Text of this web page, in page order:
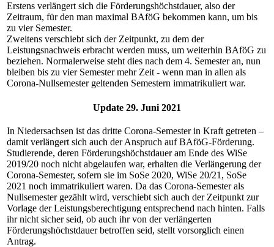
Erstens verlängert sich die Förderungshöchstdauer, also der
Zeitraum, für den man maximal BAföG bekommen kann, um bis
zu vier Semester.
Zweitens verschiebt sich der Zeitpunkt, zu dem der
Leistungsnachweis erbracht werden muss, um weiterhin BAföG zu
beziehen. Normalerweise steht dies nach dem 4. Semester an, nun
bleiben bis zu vier Semester mehr Zeit - wenn man in allen als
Corona-Nullsemester geltenden Semestern immatrikuliert war.
Update 29. Juni 2021
In Niedersachsen ist das dritte Corona-Semester in Kraft getreten –
damit verlängert sich auch der Anspruch auf BAföG-Förderung.
Studierende, deren Förderungshöchstdauer am Ende des WiSe
2019/20 noch nicht abgelaufen war, erhalten die Verlängerung der
Corona-Semester, sofern sie im SoSe 2020, WiSe 20/21, SoSe
2021 noch immatrikuliert waren. Da das Corona-Semester als
Nullsemester gezählt wird, verschiebt sich auch der Zeitpunkt zur
Vorlage der Leistungsberechtigung entsprechend nach hinten. Falls
ihr nicht sicher seid, ob auch ihr von der verlängerten
Förderungshöchstdauer betroffen seid, stellt vorsorglich einen
Antrag.